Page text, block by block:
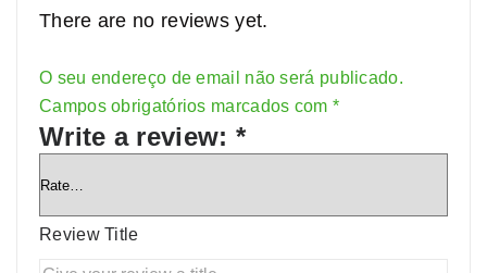
There are no reviews yet.
O seu endereço de email não será publicado.
Campos obrigatórios marcados com *
Write a review: *
Review Title
Alternative: